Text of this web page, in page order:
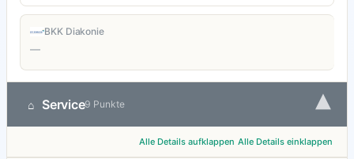
BKK Diakonie
—
⌂ Service9 Punkte ▾
Alle Details aufklappen Alle Details einklappen